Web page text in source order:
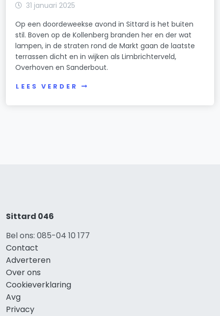
31 januari 2025
Op een doordeweekse avond in Sittard is het buiten
stil. Boven op de Kollenberg branden her en der wat
lampen, in de straten rond de Markt gaan de laatste
terrassen dicht en in wijken als Limbrichterveld,
Overhoven en Sanderbout.
LEES VERDER
Sittard 046
Bel ons: 085-04 10 177
Contact
Adverteren
Over ons
Cookieverklaring
Avg
Privacy